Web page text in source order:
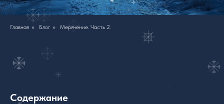
Главная » Блог » Мерячение. Часть 2.
Содержание